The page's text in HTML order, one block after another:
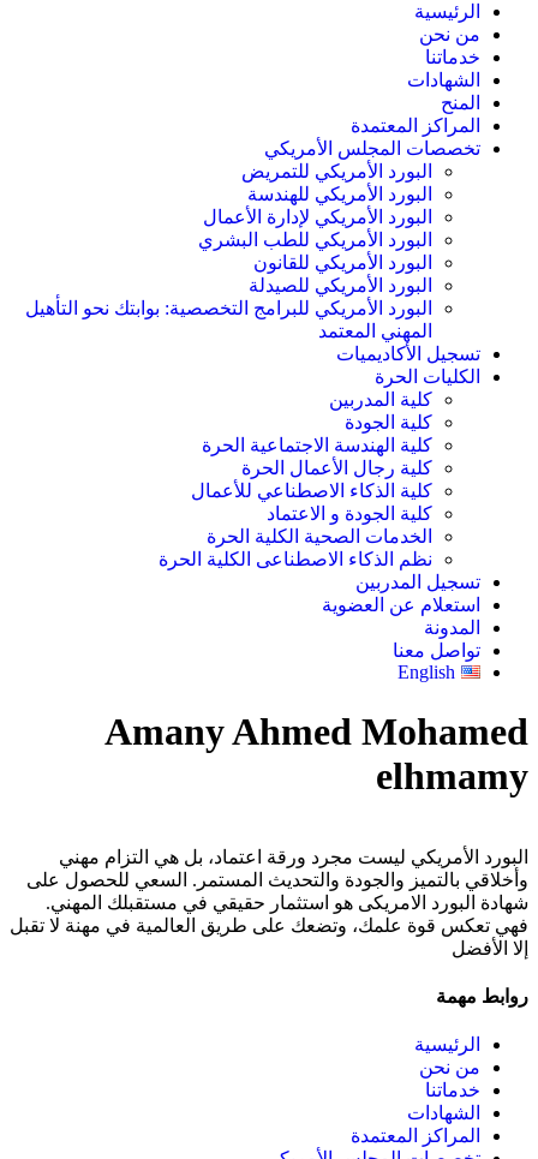
الرئيسية
من نحن
خدماتنا
الشهادات
المنح
المراكز المعتمدة
تخصصات المجلس الأمريكي
البورد الأمريكي للتمريض
البورد الأمريكي للهندسة
البورد الأمريكي لإدارة الأعمال
البورد الأمريكي للطب البشري
البورد الأمريكي للقانون
البورد الأمريكي للصيدلة
البورد الأمريكي للبرامج التخصصية: بوابتك نحو التأهيل
المهني المعتمد
تسجيل الأكاديميات
الكليات الحرة
كلية المدربين
كلية الجودة
كلية الهندسة الاجتماعية الحرة
كلية رجال الأعمال الحرة
كلية الذكاء الاصطناعي للأعمال
كلية الجودة و الاعتماد
الخدمات الصحية الكلية الحرة
نظم الذكاء الاصطناعى الكلية الحرة
تسجيل المدربين
استعلام عن العضوية
المدونة
تواصل معنا
English
Amany Ahmed Mohamed
elhmamy
البورد الأمريكي ليست مجرد ورقة اعتماد، بل هي التزام مهني
وأخلاقي بالتميز والجودة والتحديث المستمر. السعي للحصول على
شهادة البورد الامريكى هو استثمار حقيقي في مستقبلك المهني.
فهي تعكس قوة علمك، وتضعك على طريق العالمية في مهنة لا تقبل
إلا الأفضل
روابط مهمة
الرئيسية
من نحن
خدماتنا
الشهادات
المراكز المعتمدة